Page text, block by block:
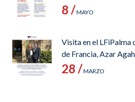
8 /MAYO
Visita en el LFiPalma
de Francia, Azar
28 /MARZO